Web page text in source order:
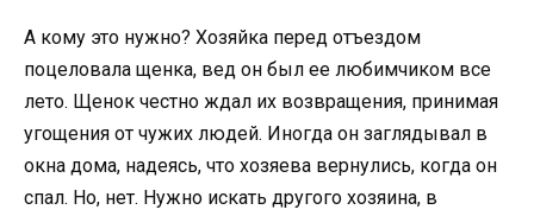
А кому это нужно? Хозяйка перед отъездом
поцеловала щенка, вед он был ее любимчиком все
лето. Щенок честно ждал их возвращения, принимая
угощения от чужих людей. Иногда он заглядывал в
окна дома, надеясь, что хозяева вернулись, когда он
спал. Но, нет. Нужно искать другого хозяина, в